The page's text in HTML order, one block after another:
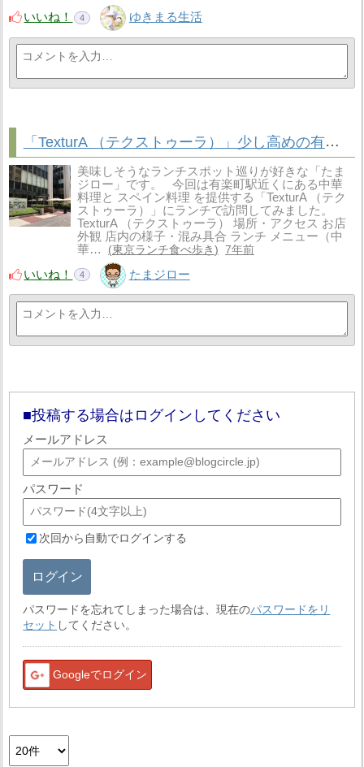
いいね！ 4 ゆきまる生活
「TexturA （テクストゥーラ）」少し高めの有楽町のスペイン料理ランチ
美味しそうなランチスポット巡りが好きな「たま
ジロー」です。 今回は有楽町駅近くにある中華
料理と スペイン料理 を提供する「TexturA （テク
ストゥーラ）」にランチで訪問してみました。
TexturA （テクストゥーラ） 場所・アクセス お店
外観 店内の様子・混み具合 ランチ メニュー（中
華…
東京ランチ食べ歩き 7年前
いいね！ 4 たまジロー
投稿する場合はログインしてください
メールアドレス
パスワード
次回から自動でログインする
ログイン
パスワードを忘れてしまった場合は、現在のパスワードをリ
セット してください。
Googleでログイン